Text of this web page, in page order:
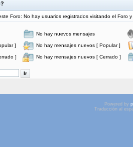
Foro: No hay usuarios registrados visitando el Foro
No hay nuevos mensajes
] No hay mensajes nuevos [ Popular ]
] No hay mensajes nuevos [ Cerrado ]
Powered by
Traducción al